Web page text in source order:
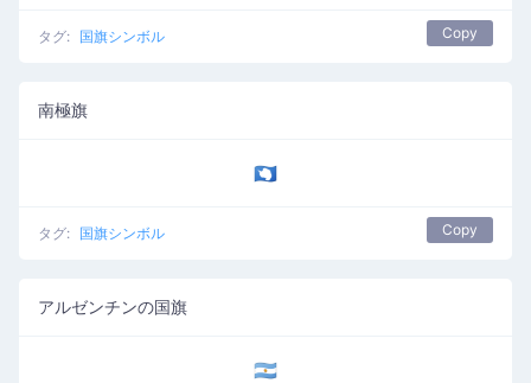
タグ: 国旗シンボル Copy
南極旗
🇦🇶
タグ: 国旗シンボル Copy
アルゼンチンの国旗
🇦🇷